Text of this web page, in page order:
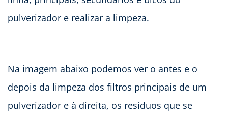
pulverizador e realizar a limpeza.
Na imagem abaixo podemos ver o antes e o
depois da limpeza dos filtros principais de um
pulverizador e à direita, os resíduos que se